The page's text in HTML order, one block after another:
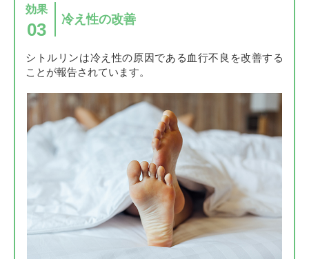
効果
03 冷え性の改善
シトルリンは冷え性の原因である血行不良を改善する
ことが報告されています。